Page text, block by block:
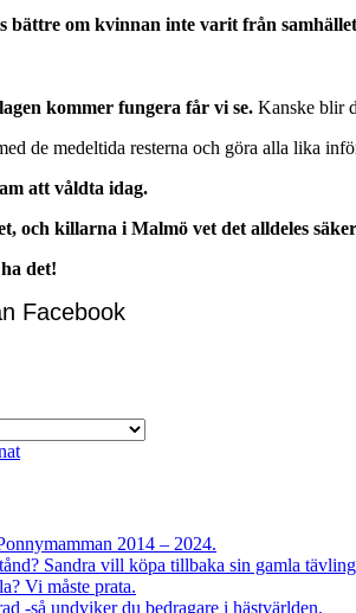
bättre om kvinnan inte varit från
kommer fungera får vi se. Kanske blir
de medeltida resterna och göra alla lika
att våldta idag.
och killarna i Malmö vet det alldeles
det!
Facebook
2014 – 2024.
Sandra vill köpa tillbaka sin gamla
Vi måste prata.
-så undviker du bedragare i hästvärlden.